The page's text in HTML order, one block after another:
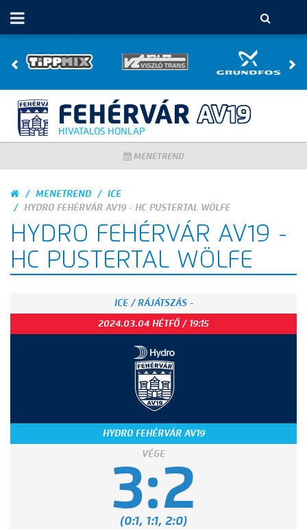
HIVATALOS HONLAP
MENETREND
MENETREND
ICE
HYDRO FEHÉRVÁR AV19 - HC PUSTERTAL WÖLFE
HYDRO FEHÉRVÁR AV19 -
HC PUSTERTAL WÖLFE
ICE / RÁJÁTSZÁS -
2024.03.04 HÉTFŐ / 19:15
HYDRO FEHÉRVÁR AV19
VÉGE
3:2
(0:1, 1:1, 2:0)